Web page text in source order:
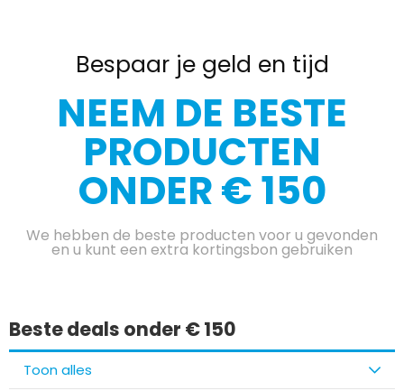
Bespaar je geld en tijd
NEEM DE BESTE
PRODUCTEN
ONDER € 150
We hebben de beste producten voor u gevonden
en u kunt een extra kortingsbon gebruiken
Beste deals onder € 150
Toon alles